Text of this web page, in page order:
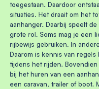
toegestaan. Daardoor
situaties. Het draait om het
aanhanger. Daarbij speelt
grote rol. Soms mag je een
rijbewijs gebruiken. In
Daarom is kennis van
tijdens het rijden.
bij het huren van een
een caravan, trailer of boot.